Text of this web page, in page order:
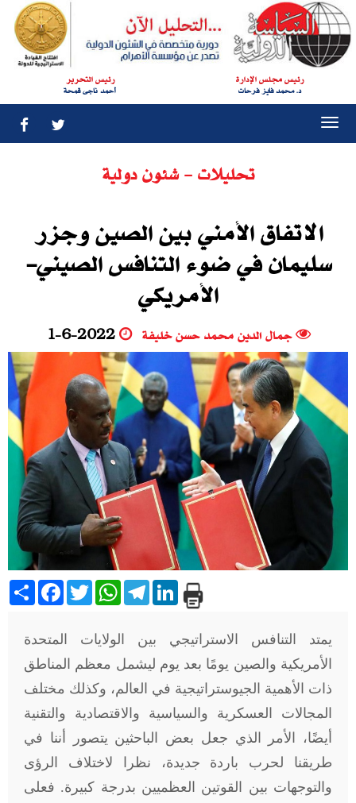
رئيس مجلس الإدارة
د. محمد فايز فرحات
رئيس التحرير
أحمد ناجى قمحة
تحليلات - شئون دولية
الاتفاق الأمني بين الصين وجزر
سليمان في ضوء التنافس الصيني-
الأمريكي
جمال الدين محمد حسن خليفة 1-6-2022
Share Facebook
TwitterWhatsAppTelegramLinkedIn
يمتد التنافس الاستراتيجي بين الولايات المتحدة
الأمريكية والصين يومًا بعد يوم ليشمل معظم المناطق
ذات الأهمية الجيوستراتيجية في العالم، وكذلك مختلف
المجالات العسكرية والسياسية والاقتصادية والتقنية
أيضًا، الأمر الذي جعل بعض الباحثين يتصور أننا في
طريقنا لحرب باردة جديدة، نظرا لاختلاف الرؤى
والتوجهات بين القوتين العظميين بدرجة كبيرة. فعلى